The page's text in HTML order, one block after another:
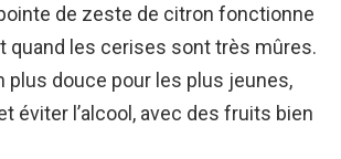
de zeste de citron fonctionne
quand les cerises sont très mûres.
plus douce pour les plus jeunes,
éviter l’alcool, avec des fruits bien